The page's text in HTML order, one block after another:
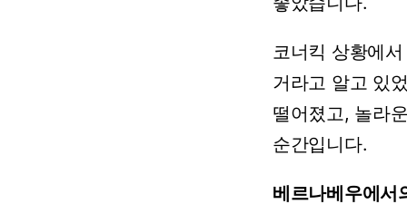
코너킥 상황에서
거라고 알고 있
떨어졌고, 놀라
순간입니다.
베르나베우에서